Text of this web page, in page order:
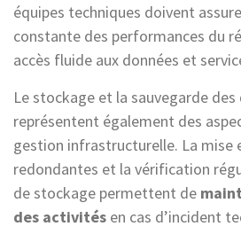
équipes techniques doivent
constante des performances du
accès fluide aux données et
Le stockage et la sauvegarde des
représentent également des
gestion infrastructurelle. La mise
redondantes et la vérification
de stockage permettent de
des activités en cas d’incident